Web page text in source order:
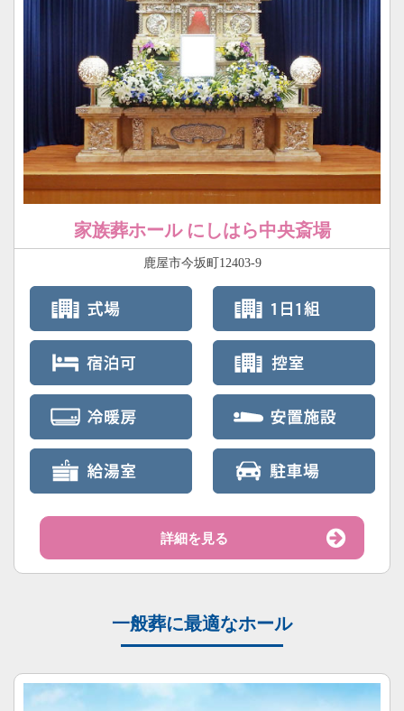
家族葬ホール にしはら中央斎場
鹿屋市今坂町12403-9
詳細を見る
一般葬に最適なホール